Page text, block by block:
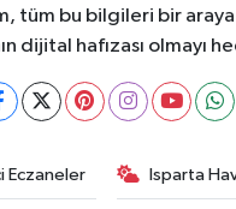
tüm bu bilgileri bir
dijital hafızası olmayı
Eczaneler Isparta